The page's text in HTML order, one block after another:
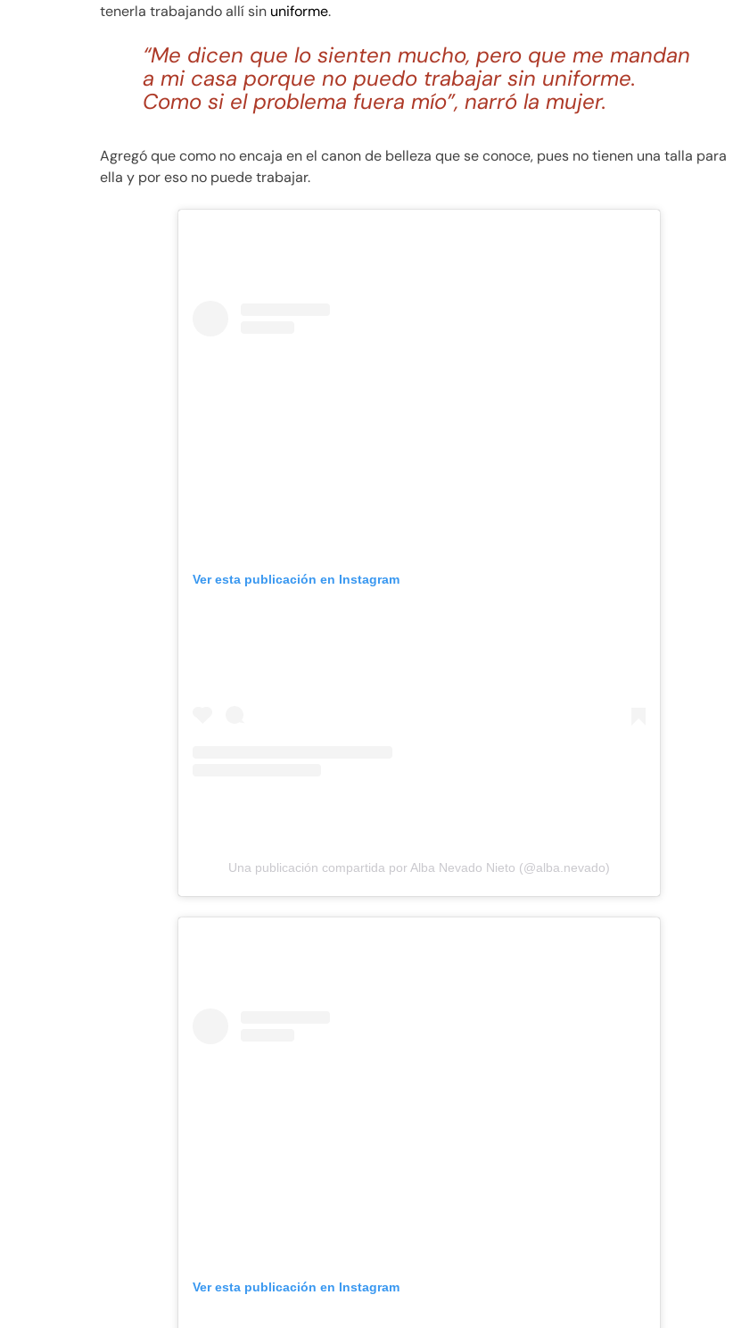
tenerla trabajando allí sin uniforme.
“Me dicen que lo sienten mucho, pero que me mandan
a mi casa porque no puedo trabajar sin uniforme.
Como si el problema fuera mío”, narró la mujer.
Agregó que como no encaja en el canon de belleza que se conoce, pues no tienen una talla para
ella y por eso no puede trabajar.
Ver esta publicación en Instagram
Una publicación compartida por Alba Nevado Nieto (@alba.nevado)
Ver esta publicación en Instagram